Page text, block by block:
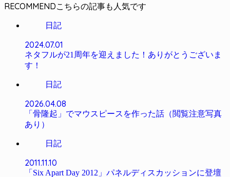
RECOMMEND
日記
2024.07.01
ネタフルが21周年を迎えました！ありがとうございま
す！
日記
2026.04.08
「骨隆起」でマウスピースを作った話（閲覧注意写真
あり）
日記
2011.11.10
「Six Apart Day 2012」パネルディスカッションに登壇